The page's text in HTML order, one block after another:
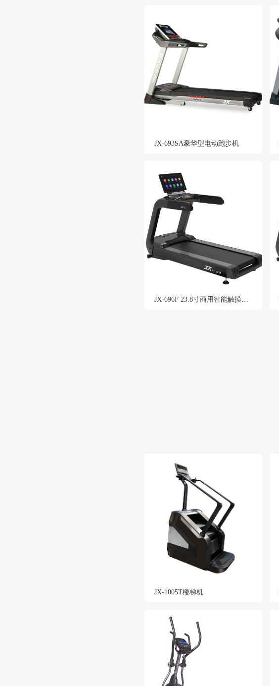
JX-693SA豪华型电动跑步机
JX-696F 23.8寸商用智能触摸屏跑步机
JX-1005T楼梯机